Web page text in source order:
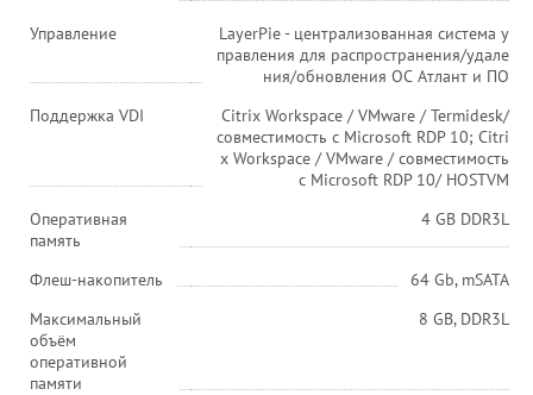
Управление
LayerPie - централизованная система у
правления для распространения/удале
ния/обновления ОС Атлант и ПО
Поддержка VDI
Citrix Workspace / VMware / Termidesk/
совместимость с Microsoft RDP 10; Citri
x Workspace / VMware / совместимость
с Microsoft RDP 10/ HOSTVM
Оперативная
память
4 GB DDR3L
Флеш-накопитель
64 Gb, mSATA
Максимальный
объём
оперативной
памяти
8 GB, DDR3L